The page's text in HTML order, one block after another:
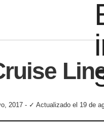
2017 - ✓ Actualizado el 19 de